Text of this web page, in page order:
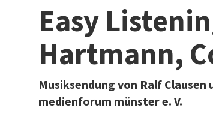
Easy
Hartmann,
Musiksendung von Ralf
medienforum münster e. V.